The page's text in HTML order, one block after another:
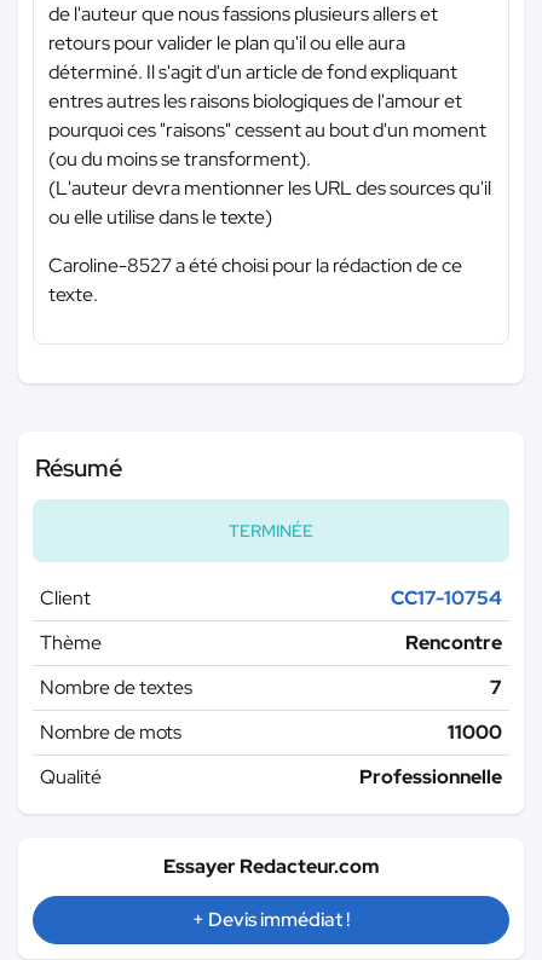
de l'auteur que nous fassions plusieurs allers et
retours pour valider le plan qu'il ou elle aura
déterminé. Il s'agit d'un article de fond expliquant
entres autres les raisons biologiques de l'amour et
pourquoi ces "raisons" cessent au bout d'un moment
(ou du moins se transforment).
(L'auteur devra mentionner les URL des sources qu'il
ou elle utilise dans le texte)
Caroline-8527 a été choisi pour la rédaction de ce
texte.
Résumé
TERMINÉE
Client
CC17-10754
Thème
Rencontre
Nombre de textes
7
Nombre de mots
11000
Qualité
Professionnelle
Essayer Redacteur.com
+ Devis immédiat !